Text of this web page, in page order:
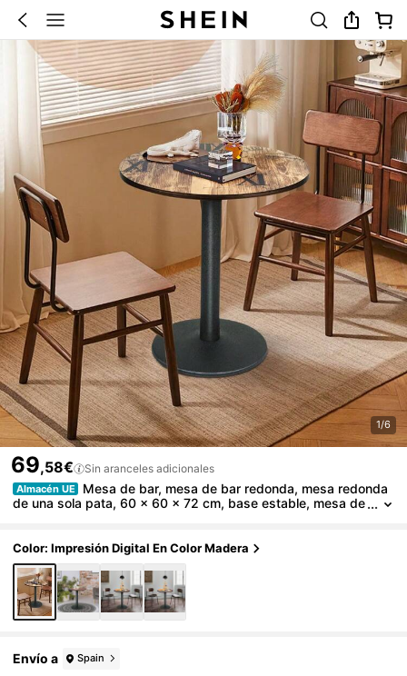
1/6
69,58€ Sin aranceles adicionales
Almacén UE
Mesa de bar, mesa de bar redonda, mesa redonda
de una sola pata, 60 x 60 x 72 cm, base estable, mesa de
a, estilo moderno, fácil montaje, adecuada para espacios pequ
eños
Color: Impresión Digital En Color Madera
Envío a Spain